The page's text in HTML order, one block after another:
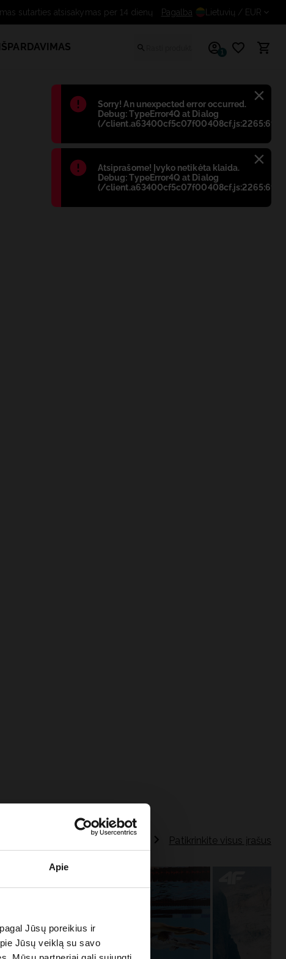
Apie
Jūsų poreikius ir
Jūsų veiklą su savo
Błąd:
Sorry! An unexpected error occurred.
Debug: TypeError4Q at Dialog
(/client.a63400cf5c07f00408cf.js:2265:698)
Błąd:
Atsiprašome! Įvyko netikėta klaida.
Debug: TypeError4Q at Dialog
(/client.a63400cf5c07f00408cf.js:2265:698)
Nemokamas sutarties atsisakymas per 14 dienų
Pagalba Lietuvių / EUR
1
Patikrinkite visus įrašus